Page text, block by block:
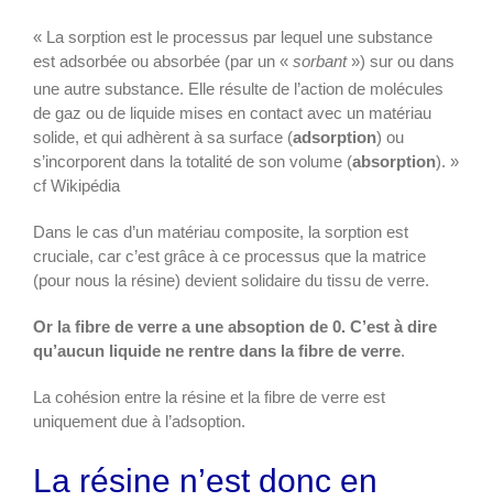
« La sorption est le processus par lequel une substance
est adsorbée ou absorbée (par un « sorbant») sur ou dans
une autre substance. Elle résulte de l’action de molécules
de gaz ou de liquide mises en contact avec un matériau
solide, et qui adhèrent à sa surface (adsorption) ou
s’incorporent dans la totalité de son volume (absorption). »
cf Wikipédia
Dans le cas d’un matériau composite, la sorption est
cruciale, car c’est grâce à ce processus que la matrice
(pour nous la résine) devient solidaire du tissu de verre.
Or la fibre de verre a une absoption de 0. C’est à dire
qu’aucun liquide ne rentre dans la fibre de verre.
La cohésion entre la résine et la fibre de verre est
uniquement due à l’adsoption.
La résine n’est donc en